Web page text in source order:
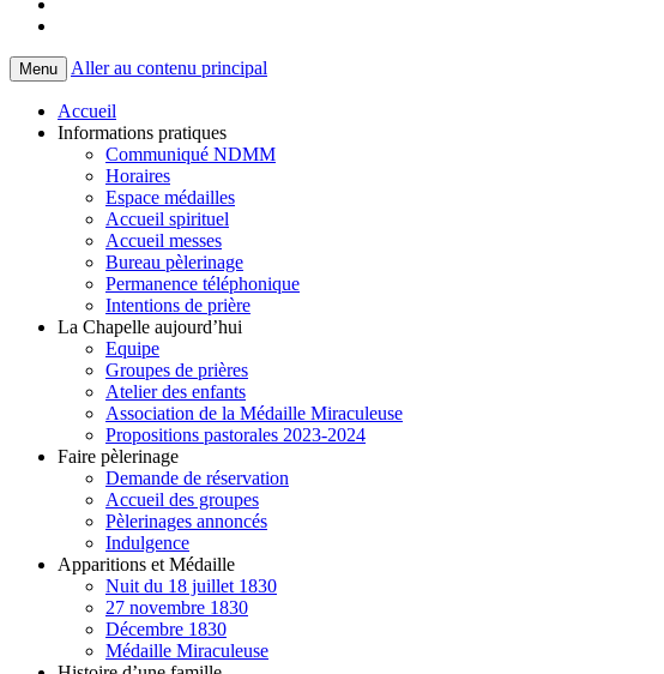
Menu Aller au contenu principal
Accueil
Informations pratiques
Communiqué NDMM
Horaires
Espace médailles
Accueil spirituel
Accueil messes
Bureau pèlerinage
Permanence téléphonique
Intentions de prière
La Chapelle aujourd’hui
Equipe
Groupes de prières
Atelier des enfants
Association de la Médaille Miraculeuse
Propositions pastorales 2023-2024
Faire pèlerinage
Demande de réservation
Accueil des groupes
Pèlerinages annoncés
Indulgence
Apparitions et Médaille
Nuit du 18 juillet 1830
27 novembre 1830
Décembre 1830
Médaille Miraculeuse